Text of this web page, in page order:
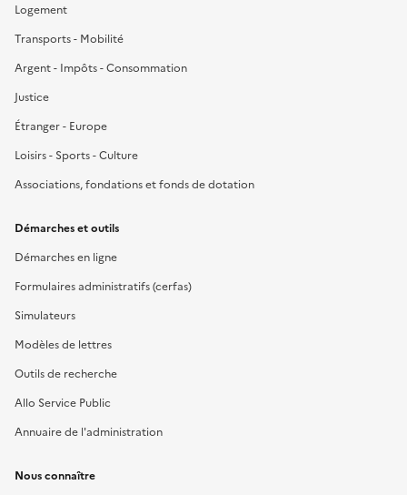
Logement
Transports - Mobilité
Argent - Impôts - Consommation
Justice
Étranger - Europe
Loisirs - Sports - Culture
Associations, fondations et fonds de dotation
Démarches et outils
Démarches en ligne
Formulaires administratifs (cerfas)
Simulateurs
Modèles de lettres
Outils de recherche
Allo Service Public
Annuaire de l'administration
Nous connaître